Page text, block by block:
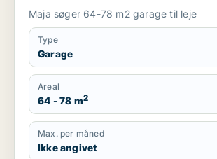
Maja søger 64-78 m2 garage til leje
Type
Garage
Areal
64 - 78 m2
Max. per måned
Ikke angivet